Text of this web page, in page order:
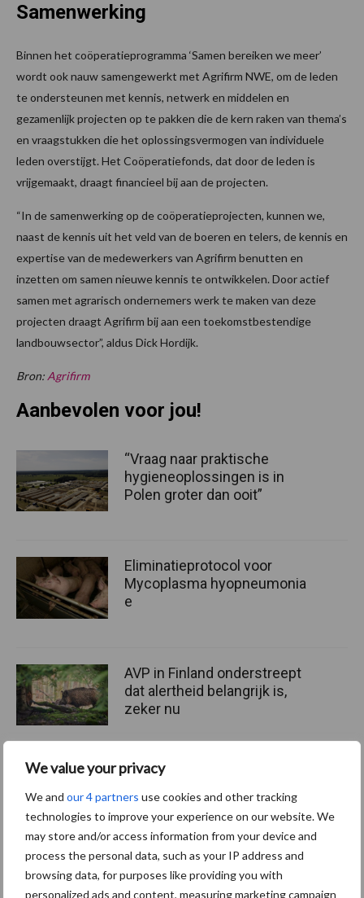
We value your privacy
We and our 4 partners use cookies and other tracking
technologies to improve your experience on our website. We
may store and/or access information from your device and
process the personal data, such as your IP address and
browsing data, for purposes like providing you with
personalized ads and content, measuring marketing campaign
Samenwerking
Binnen het coöperatieprogramma ‘Samen bereiken we meer’
wordt ook nauw samengewerkt met Agrifirm NWE, om de leden
te ondersteunen met kennis, netwerk en middelen en
gezamenlijk projecten op te pakken die de kern raken van thema’s
en vraagstukken die het oplossingsvermogen van individuele
leden overstijgt. Het Coöperatiefonds, dat door de leden is
vrijgemaakt, draagt financieel bij aan de projecten.
“In de samenwerking op de coöperatieprojecten, kunnen we,
naast de kennis uit het veld van de boeren en telers, de kennis en
expertise van de medewerkers van Agrifirm benutten en
inzetten om samen nieuwe kennis te ontwikkelen. Door actief
samen met agrarisch ondernemers werk te maken van deze
projecten draagt Agrifirm bij aan een toekomstbestendige
landbouwsector”, aldus Dick Hordijk.
Bron: Agrifirm
Aanbevolen voor jou!
“Vraag naar praktische
hygieneoplossingen is in
Polen groter dan ooit”
Eliminatieprotocol voor
Mycoplasma hyopneumonia
e
AVP in Finland onderstreept
dat alertheid belangrijk is,
zeker nu
Themapagina
Diergezondheid Fokkerij Huisvesting